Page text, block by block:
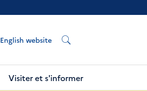
English website
Visiter et s'informer